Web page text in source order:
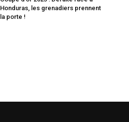
Honduras, les grenadiers prennent
la porte !